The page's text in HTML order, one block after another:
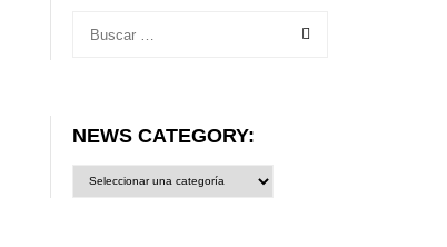
NEWS CATEGORY:
category: